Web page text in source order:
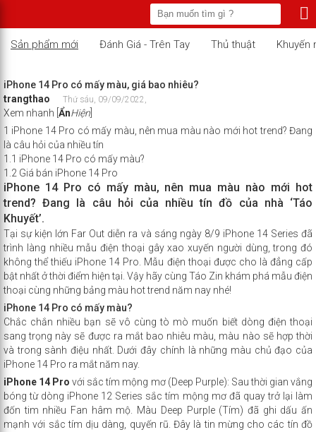
Sản phẩm mới Đánh Giá - Trên Tay Thủ thuật Khuyến
iPhone 14 Pro có mấy màu, giá bao nhiêu?
trangthao
Thứ sáu, 09/09/2022,
Xem nhanh ẨnHiện
1 iPhone 14 Pro có mấy màu, nên mua màu nào mới hot trend? Đang
là câu hỏi của nhiều tín
1.1 iPhone 14 Pro có mấy màu?
1.2 Giá bán iPhone 14 Pro
iPhone 14 Pro có mấy màu, nên mua màu nào mới hot
trend? Đang là câu hỏi của nhiều tín đồ của nhà ‘Táo
Khuyết’.
Tại sự kiện lớn Far Out diễn ra và sáng ngày 8/9 iPhone 14 Series đã
trình làng nhiều mẫu điện thoại gây xao xuyến người dùng, trong đó
không thể thiếu iPhone 14 Pro. Mẫu điện thoại được cho là đẳng cấp
bật nhất ở thời điểm hiện tại. Vậy hãy cùng Táo Zin khám phá mẫu điện
thoại cùng những bảng màu hot trend năm nay nhé!
iPhone 14 Pro có mấy màu?
Chắc chắn nhiều bạn sẽ vô cùng tò mò muốn biết dòng điện thoại
sang trọng này sẽ được ra mắt bao nhiêu màu, màu nào sẽ hợp thời
và trong sành điệu nhất. Dưới đây chính là những màu chủ đạo của
iPhone 14 Pro ra mắt năm nay.
iPhone 14 Pro với sắc tím mộng mơ (Deep Purple): Sau thời gian vắng
bóng từ dòng iPhone 12 Series sắc tím mộng mơ đã quay trở lại làm
đốn tim nhiều Fan hâm mộ. Màu Deep Purple (Tím) đã ghi dấu ấn
mạnh với sắc tím dịu dàng, quyến rũ. Đây là tin mừng cho các tín đồ